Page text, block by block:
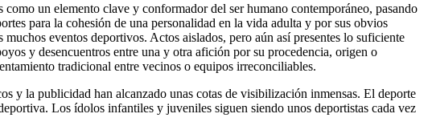
un elemento clave y conformador del ser humano contemporáneo, pasando
para la cohesión de una personalidad en la vida adulta y por sus obvios
eventos deportivos. Actos aislados, pero aún así presentes lo suficiente
y desencuentros entre una y otra afición por su procedencia, origen o
tradicional entre vecinos o equipos irreconciliables.
y la publicidad han alcanzado unas cotas de visibilización inmensas. El deporte
Los ídolos infantiles y juveniles siguen siendo unos deportistas cada vez